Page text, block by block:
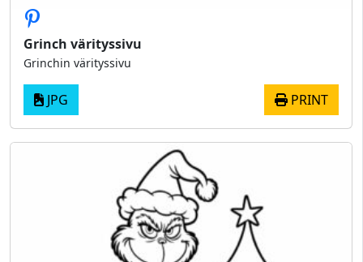
Grinch värityssivu
Grinchin värityssivu
JPG PRINT